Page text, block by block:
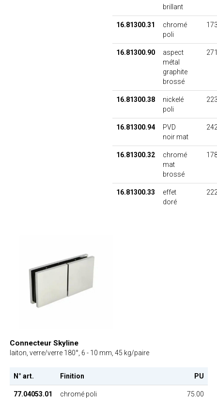
brillant
16.81300.31
chromé
poli
16.81300.90
aspect
métal
graphite
brossé
16.81300.38
nickelé
poli
16.81300.94
PVD
noir mat
16.81300.32
chromé
mat
brossé
16.81300.33
effet
doré
Connecteur Skyline
laiton, verre/verre 180°, 6 - 10 mm, 45 kg/paire
N° art. Finition PU
77.04053.01 chromé poli 75.00